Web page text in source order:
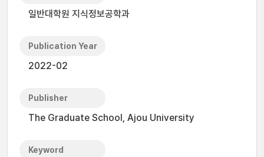
일반대학원 지식정보공학과
Publication Year
2022-02
Publisher
The Graduate School, Ajou University
Keyword